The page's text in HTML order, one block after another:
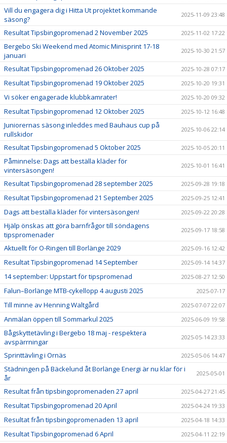
Vill du engagera dig i Hitta Ut projektet kommande
säsong?
2025-11-09 23:48
Resultat Tipsbingopromenad 2 November 2025 2025-11-02 17:22
Bergebo Ski Weekend med Atomic Minisprint 17-18
januari
2025-10-30 21:57
Resultat Tipsbingopromenad 26 Oktober 2025 2025-10-28 07:17
Resultat Tipsbingopromenad 19 Oktober 2025 2025-10-20 19:31
Vi söker engagerade klubbkamrater! 2025-10-20 09:32
Resultat Tipsbingopromenad 12 Oktober 2025 2025-10-12 16:48
Juniorernas säsong inleddes med Bauhaus cup på
rullskidor
2025-10-06 22:14
Resultat Tipsbingopromenad 5 Oktober 2025 2025-10-05 20:11
Påminnelse: Dags att beställa kläder för
vintersäsongen!
2025-10-01 16:41
Resultat Tipsbingopromenad 28 september 2025 2025-09-28 19:18
Resultat Tipsbingopromenad 21 September 2025 2025-09-25 12:41
Dags att beställa kläder för vintersäsongen! 2025-09-22 20:28
Hjälp önskas att göra barnfrågor till söndagens
tipspromenader
2025-09-17 18:58
Aktuellt för O-Ringen till Borlänge 2029 2025-09-16 12:42
Resultat Tipsbingopromenad 14 September 2025-09-14 14:37
14 september: Uppstart för tipspromenad 2025-08-27 12:50
Falun–Borlänge MTB-cykellopp 4 augusti 2025 2025-07-17
Till minne av Henning Waltgård 2025-07-07 22:07
Anmälan öppen till Sommarkul 2025 2025-06-09 19:58
Bågskyttetävling i Bergebo 18 maj - respektera
avspärrningar
2025-05-14 23:33
Sprinttävling i Ornäs 2025-05-06 14:47
Städningen på Bäckelund åt Borlänge Energi är nu klar för i
år
2025-05-01
Resultat från tipsbingopromenaden 27 april 2025-04-27 21:45
Resultat Tipsbingopromenad 20 April 2025-04-24 19:33
Resultat från tipsbingopromenaden 13 april 2025-04-18 14:33
Resultat Tipsbingopromenad 6 April 2025-04-11 22:19